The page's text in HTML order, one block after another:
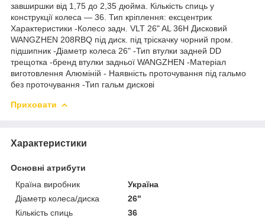
завширшки від 1,75 до 2,35 дюйма. Кількість спиць у
конструкції колеса — 36. Тип кріплення: ексцентрик
Характеристики -Колесо задн. VLT 26" AL 36H Дисковий
WANGZHEN 208RBQ під диск. під тріскачку чорний пром.
підшипник -Діаметр колеса 26" -Тип втулки задней DD
трещотка -бренд втулки задньої WANGZHEN -Матеріал
виготовлення Алюміній - Наявність проточування під гальмо
без проточування -Тип гальм дискові
Приховати
Характеристики
Основні атрибути
Країна виробник
Україна
Діаметр колеса/диска
26"
Кількість спиць
36